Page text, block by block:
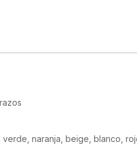
verde, naranja, beige, blanco,